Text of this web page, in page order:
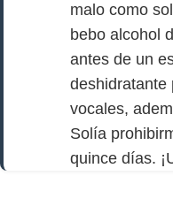
malo como
bebo alcohol
antes de un
deshidratante
vocales,
Solía
quince días.